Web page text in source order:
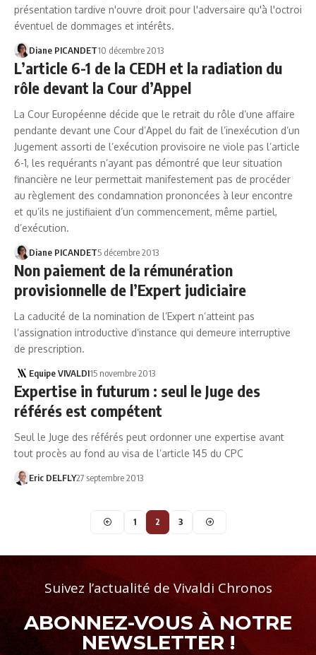
présentation tardive n'ouvre droit pour l'adversaire qu'à l'octroi
éventuel de dommages et intérêts.
Diane PICANDET10 décembre 2013
L’article 6-1 de la CEDH et la radiation du
rôle devant la Cour d’Appel
La Cour Européenne décide que le retrait du rôle d’une affaire
pendante devant une Cour d’Appel du fait de l’inexécution d’un
Jugement assorti de l’exécution provisoire ne viole pas l’article
6-1, les requérants n’ayant pas démontré que leur situation
financière ne leur permettait manifestement pas de procéder
au règlement des condamnation prononcées à leur encontre
et qu’ils ne justifiaient d’un commencement, même partiel,
d’exécution.
Diane PICANDET5 décembre 2013
Non paiement de la rémunération
provisionnelle de l’Expert judiciaire
La caducité de la nomination de l’Expert n’atteint pas
l’assignation introductive d’instance qui demeure interruptive
de prescription.
Equipe VIVALDI15 novembre 2013
Expertise in futurum : seul le Juge des
référés est compétent
Seul le Juge des référés peut ordonner une expertise avant
tout procès au fond au visa de l’article 145 du CPC
Eric DELFLY27 septembre 2013
1 2 3
Suivez l’actualité de Vivaldi Chronos
ABONNEZ-VOUS À NOTRE
NEWSLETTER !